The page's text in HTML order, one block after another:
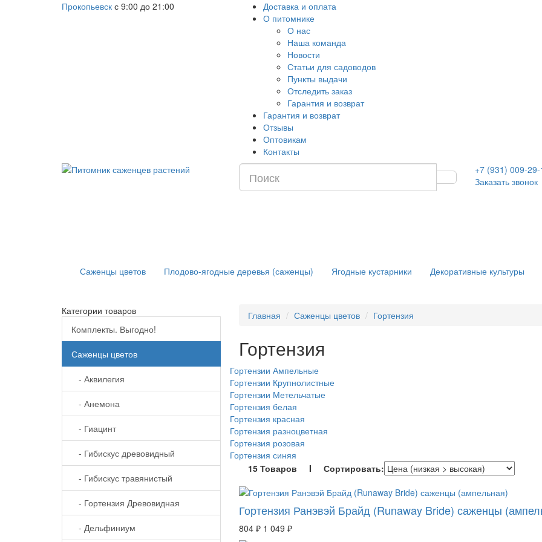
Прокопьевск с 9:00 до 21:00
Доставка и оплата
О питомнике
О нас
Наша команда
Новости
Статьи для садоводов
Пункты выдачи
Отследить заказ
Гарантия и возврат
Гарантия и возврат
Отзывы
Оптовикам
Контакты
+7 (931) 009-29-
Заказать звонок
Саженцы цветов Плодово-ягодные деревья (саженцы) Ягодные кустарники Декоративные культуры
Категории товаров
Комплекты. Выгодно!
Саженцы цветов
- Аквилегия
- Анемона
- Гиацинт
- Гибискус древовидный
- Гибискус травянистый
- Гортензия Древовидная
- Дельфиниум
Главная Саженцы цветов Гортензия
Гортензия
Гортензии Ампельные
Гортензии Крупнолистные
Гортензии Метельчатые
Гортензия белая
Гортензия красная
Гортензия разноцветная
Гортензия розовая
Гортензия синяя
15 Товаров I Сортировать:
Гортензия Ранэвэй Брайд (Runaway Bride) саженцы
804 ₽ 1 049 ₽